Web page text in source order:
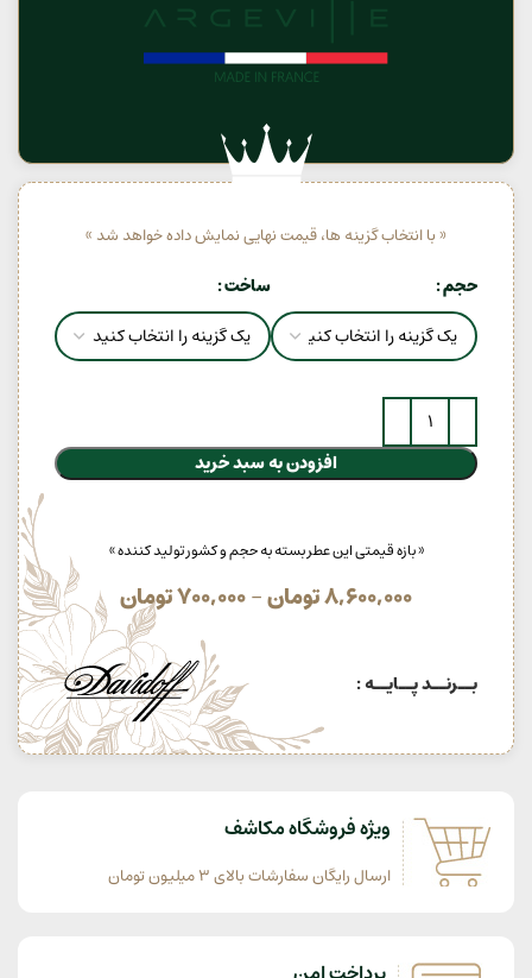
« با انتخاب گزینه ها، قیمت نهایی نمایش داده خواهد شد »
حجم ساخت
افزودن به سبد خرید
« بازه قیمتی این عطر بسته به حجم و کشور تولید کننده »
8,600,000تومان–
700,000تومان
بــرنــد پــایــه :
ویژه فروشگاه مکاشف
ارسال رایگان سفارشات بالای 3 میلیون تومان